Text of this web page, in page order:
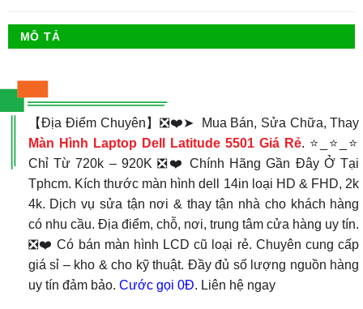
MÔ TẢ
【Địa Điểm Chuyên】❎❤️➤ Mua Bán, Sửa Chữa, Thay
Màn Hình Laptop Dell Latitude 5501 Giá Rẻ. ⭐_⭐_⭐
Chỉ Từ 720k – 920K ❎❤️ Chính Hãng Gần Đây Ở Tại
Tphcm. Kích thước màn hình dell 14in loại HD & FHD, 2k
4k. Dịch vụ sửa tận nơi & thay tận nhà cho khách hàng
có nhu cầu. Địa điểm, chỗ, nơi, trung tâm cửa hàng uy tín.
❎❤️ Có bán màn hình LCD cũ loại rẻ. Chuyên cung cấp
giá sỉ – kho & cho kỹ thuật. Đầy đủ số lượng nguồn hàng
uy tín đảm bảo. Cước gọi 0Đ. Liên hệ ngay